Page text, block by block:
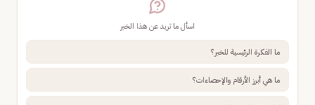
اسأل ما تريد عن هذا الخبر
ما الفكرة الرئيسية للخبر؟
ما هي أبرز الأرقام والإحصاءات؟